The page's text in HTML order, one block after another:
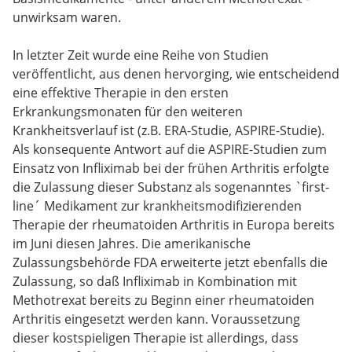
unwirksam waren.
In letzter Zeit wurde eine Reihe von Studien
veröffentlicht, aus denen hervorging, wie entscheidend
eine effektive Therapie in den ersten
Erkrankungsmonaten für den weiteren
Krankheitsverlauf ist (z.B. ERA-Studie, ASPIRE-Studie).
Als konsequente Antwort auf die ASPIRE-Studien zum
Einsatz von Infliximab bei der frühen Arthritis erfolgte
die Zulassung dieser Substanz als sogenanntes `first-
line´ Medikament zur krankheitsmodifizierenden
Therapie der rheumatoiden Arthritis in Europa bereits
im Juni diesen Jahres. Die amerikanische
Zulassungsbehörde FDA erweiterte jetzt ebenfalls die
Zulassung, so daß Infliximab in Kombination mit
Methotrexat bereits zu Beginn einer rheumatoiden
Arthritis eingesetzt werden kann. Voraussetzung
dieser kostspieligen Therapie ist allerdings, dass